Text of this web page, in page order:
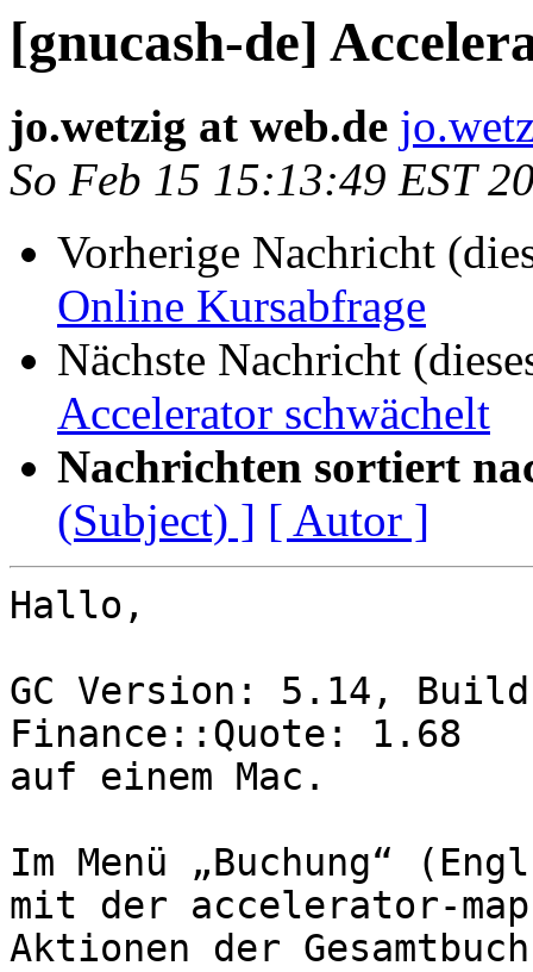
[gnucash-de]
jo.wetzig at web.de
So Feb 15 15:13:49 EST
Vorherige Nachricht
Online Kursabfrage
Nächste Nachricht
Accelerator schwächelt
Nachrichten sortiert
(Subject) ] [ Autor ]
Hallo,
GC Version: 5.14,
Finance::Quote: 1.68
auf einem Mac.
Im Menü „Buchung“
mit der accelerator-
Aktionen der